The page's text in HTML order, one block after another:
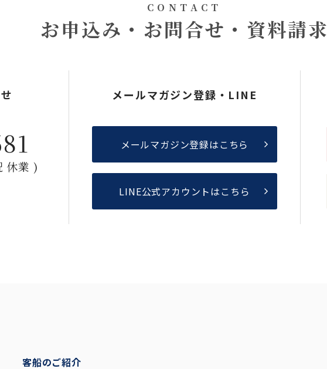
CONTACT
お申込み・お問合せ・資料請求
休業 )
メールマガジン登録・LINE
メールマガジン登録はこちら
LINE公式アカウントはこちら
客船のご紹介